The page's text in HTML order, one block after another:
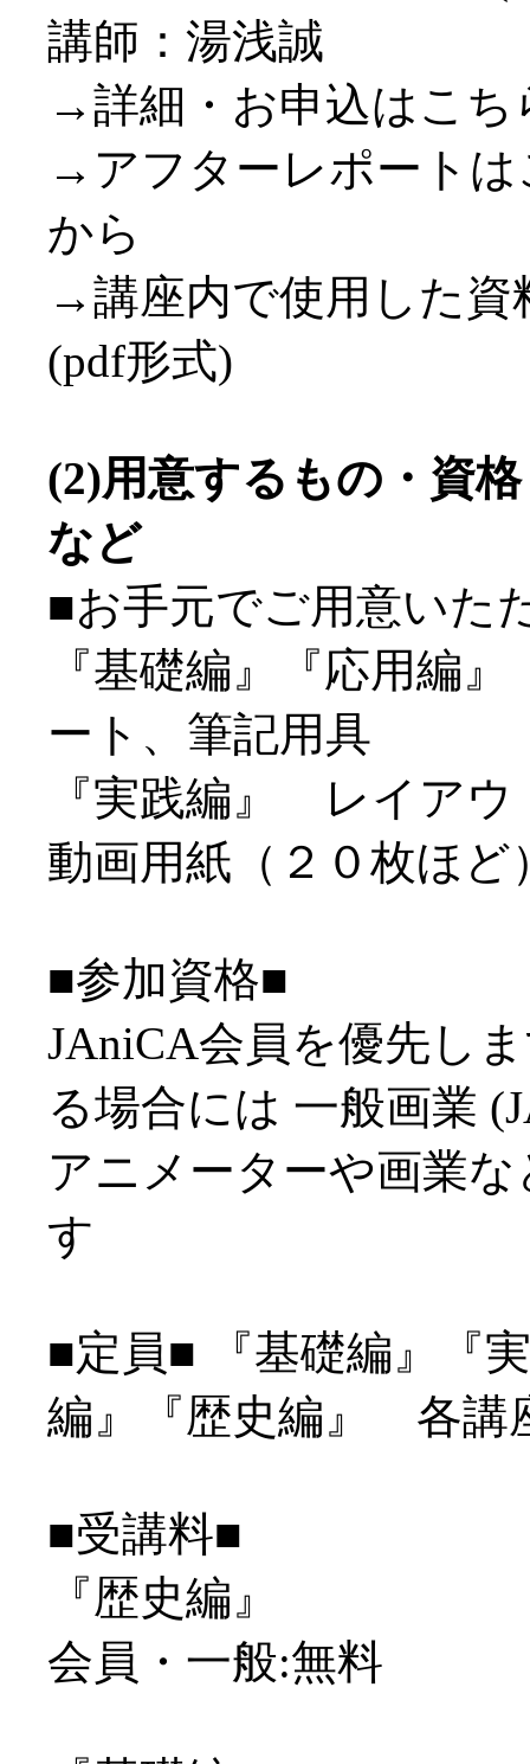
講師：湯浅誠
→詳細・お申込はこち
→アフターレポート
から
→講座内で使用した資
(pdf形式)
(2)用意するもの・資
など
■お手元でご用意いた
『基礎編』『応用編
ート、筆記用具
『実践編』 レイアウ
動画用紙（２０枚ほど
■参加資格■
JAniCA会員を優先し
る場合には 一般画業
アニメーターや画業
す
■定員■ 『基礎編』『
編』『歴史編』 各講
■受講料■
『歴史編』
会員・一般:無料